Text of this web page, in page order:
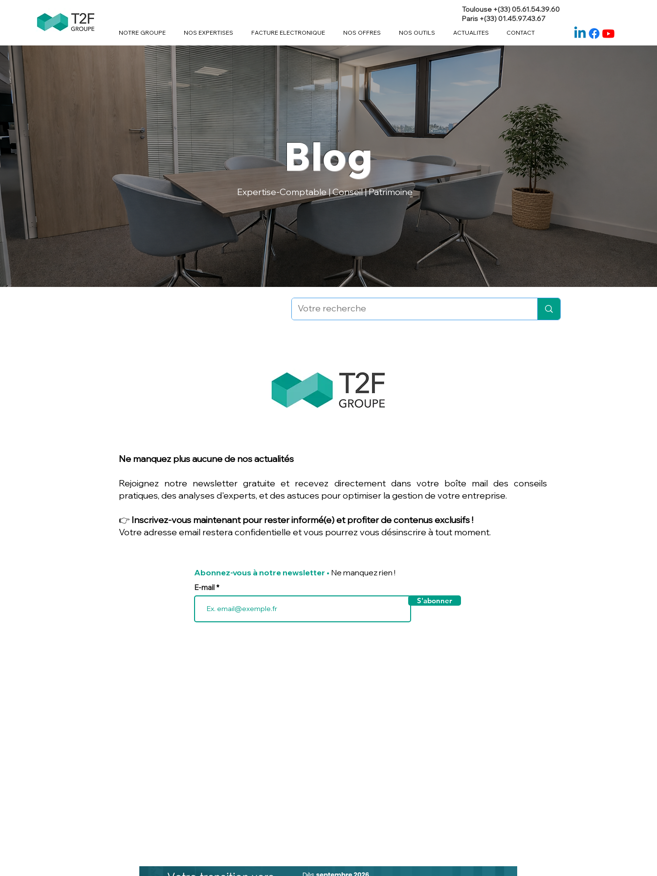
Toulouse +(33) 05.61.54.39.60
Paris +(33) 01.45.97.43.67
NOTRE GROUPE NOS EXPERTISES FACTURE ELECTRONIQUE NOS OFFRES NOS OUTILS ACTUALITES CONTACT
Blog
Expertise-Comptable | Conseil | Patrimoine
Ne manquez plus aucune de nos actualités
Rejoignez notre newsletter gratuite et recevez directement dans votre boîte mail des conseils
pratiques, des analyses d'experts, et des astuces pour optimiser la gestion de votre entreprise.
👉 Inscrivez-vous maintenant pour rester informé(e) et profiter de contenus exclusifs !
Votre adresse email restera confidentielle et vous pourrez vous désinscrire à tout moment.
Abonnez-vous à notre newsletter • Ne manquez rien !
E-mail
S'abonner